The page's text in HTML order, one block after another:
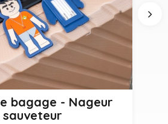
bagage - Nageur
sauveteur